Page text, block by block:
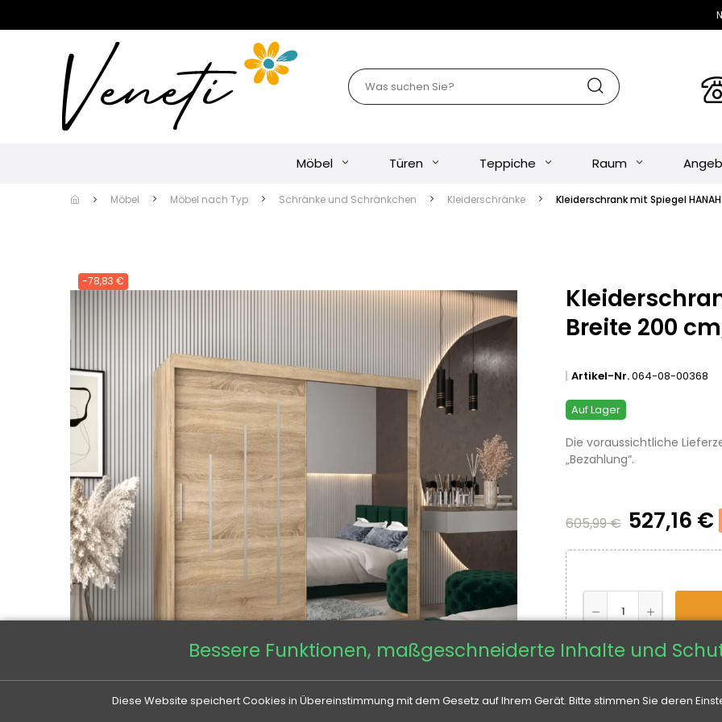
Möbel Türen Teppiche Raum
Möbel Möbel nach Typ Schränke und Schränkchen Kleiderschränke Kleiderschrank mit Spiegel
-78,83 €
Breite 200
Artikel-Nr.064-08-00368
Auf Lager
Die voraussichtliche
„Bezahlung“.
605,99 € 527,16 €
Bessere Funktionen, maßgeschneiderte Inhalte und
Diese Website speichert Cookies in Übereinstimmung mit dem Gesetz auf Ihrem Gerät. Bitte stimmen Sie deren